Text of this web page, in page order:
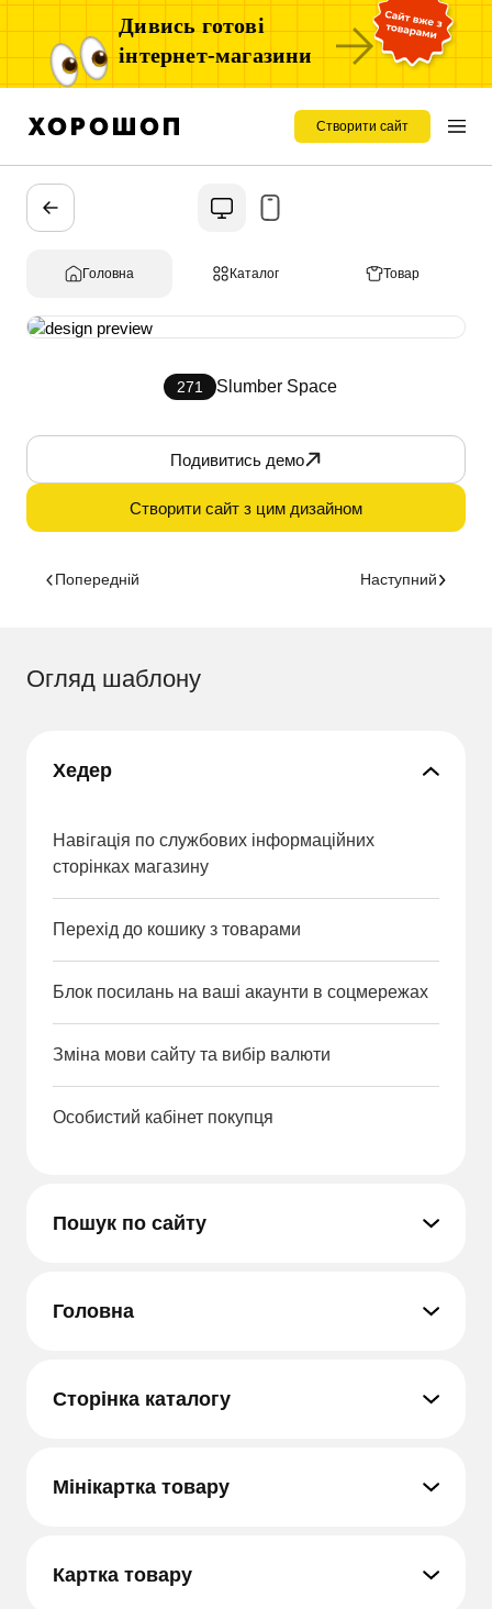
Дивись готові
інтернет-магазини
Створити сайт
Головна Каталог Товар
271 Slumber Space
Подивитись демо
Створити сайт з цим дизайном
Попередній Наступний
Огляд шаблону
Хедер
Навігація по службових інформаційних
сторінках магазину
Перехід до кошику з товарами
Блок посилань на ваші акаунти в соцмережах
Зміна мови сайту та вибір валюти
Особистий кабінет покупця
Пошук по сайту
Головна
Сторінка каталогу
Мінікартка товару
Картка товару